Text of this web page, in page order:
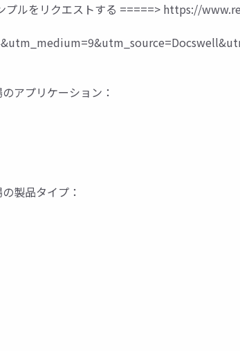
プルをリクエストする =====> https://
アプリケーション：
製品タイプ：